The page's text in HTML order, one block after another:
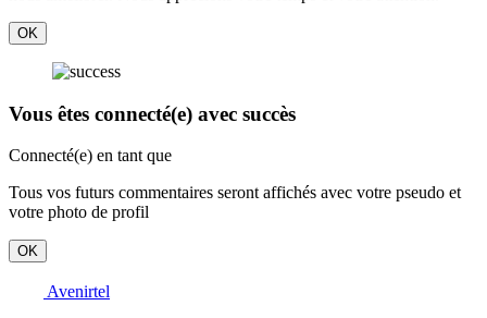
OK
Vous êtes connecté(e) avec succès
Connecté(e) en tant que
Tous vos futurs commentaires seront affichés avec votre pseudo et
votre photo de profil
OK
Avenirtel